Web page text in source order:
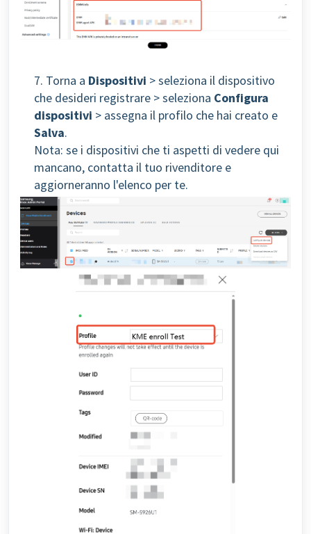
7. Torna a Dispositivi > seleziona il dispositivo
che desideri registrare > seleziona Configura
dispositivi > assegna il profilo che hai creato e
Salva.
Nota: se i dispositivi che ti aspetti di vedere qui
mancano, contatta il tuo rivenditore e
aggiorneranno l'elenco per te.